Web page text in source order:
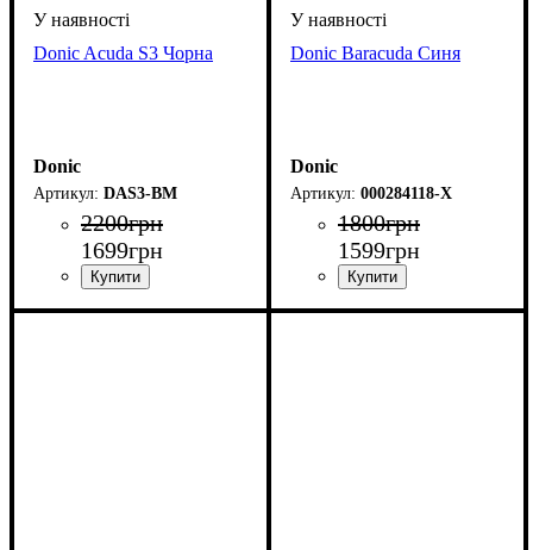
Donic Acuda S3 Чорна
Donic
DAS3-BM
2200грн
1699грн
Donic Baracuda Синя
Donic
000284118-X
1800грн
1599грн